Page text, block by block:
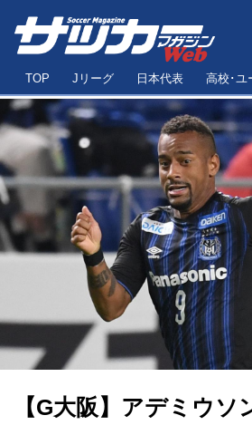
TOP Jリーグ 日本代表 高校･ユ
【G大阪】アデミウソ